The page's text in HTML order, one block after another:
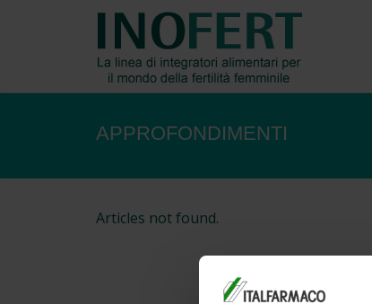
APPROFONDIMENTI
Articles not found.